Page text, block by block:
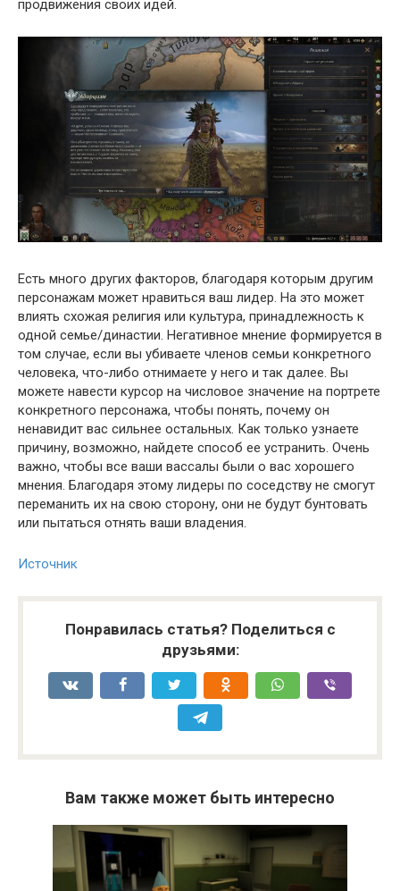
продвижения своих идей.
Есть много других факторов, благодаря которым другим
персонажам может нравиться ваш лидер. На это может
влиять схожая религия или культура, принадлежность к
одной семье/династии. Негативное мнение формируется в
том случае, если вы убиваете членов семьи конкретного
человека, что-либо отнимаете у него и так далее. Вы
можете навести курсор на числовое значение на портрете
конкретного персонажа, чтобы понять, почему он
ненавидит вас сильнее остальных. Как только узнаете
причину, возможно, найдете способ ее устранить. Очень
важно, чтобы все ваши вассалы были о вас хорошего
мнения. Благодаря этому лидеры по соседству не смогут
переманить их на свою сторону, они не будут бунтовать
или пытаться отнять ваши владения.
Источник
Понравилась статья? Поделиться с
друзьями:
Вам также может быть интересно